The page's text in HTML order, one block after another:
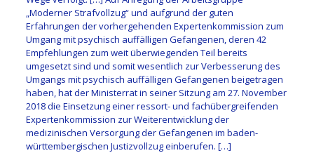
„Moderner Strafvollzug“ und aufgrund der guten
Erfahrungen der vorhergehenden Expertenkommission zum
Umgang mit psychisch auffälligen Gefangenen, deren 42
Empfehlungen zum weit überwiegenden Teil bereits
umgesetzt sind und somit wesentlich zur Verbesserung des
Umgangs mit psychisch auffälligen Gefangenen beigetragen
haben, hat der Ministerrat in seiner Sitzung am 27. November
2018 die Einsetzung einer ressort- und fachübergreifenden
Expertenkommission zur Weiterentwicklung der
medizinischen Versorgung der Gefangenen im baden-
württembergischen Justizvollzug einberufen. […]